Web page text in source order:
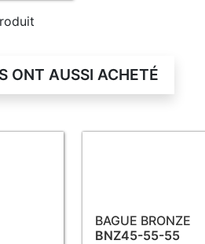
ONT AUSSI ACHETÉ
BAGUE BRONZE
BNZ45-55-55